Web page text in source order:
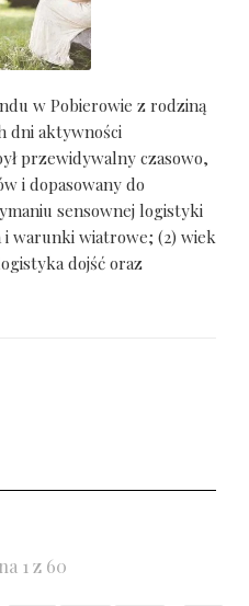
w Pobierowie z rodziną
dni aktywności
przewidywalny czasowo,
i dopasowany do
sensownej logistyki
i warunki wiatrowe; (2) wiek
dojść oraz
1 z 60